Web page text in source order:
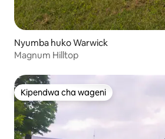
Nyumba huko Warwick
Magnum Hilltop
Kipendwa cha wageni
Kipendwa cha wageni